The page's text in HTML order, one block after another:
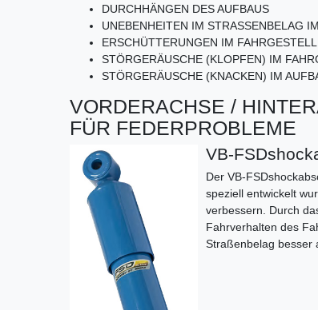
DURCHHÄNGEN DES AUFBAUS
UNEBENHEITEN IM STRASSENBELAG
ERSCHÜTTERUNGEN IM FAHRGESTELL
STÖRGERÄUSCHE (KLOPFEN) IM
STÖRGERÄUSCHE (KNACKEN) IM
VORDERACHSE /
FÜR FEDERPROBLEME
VB-
Der VB-
speziell entwickelt
verbessern. Durch
Fahrverhalten des
Straßenbelag besser